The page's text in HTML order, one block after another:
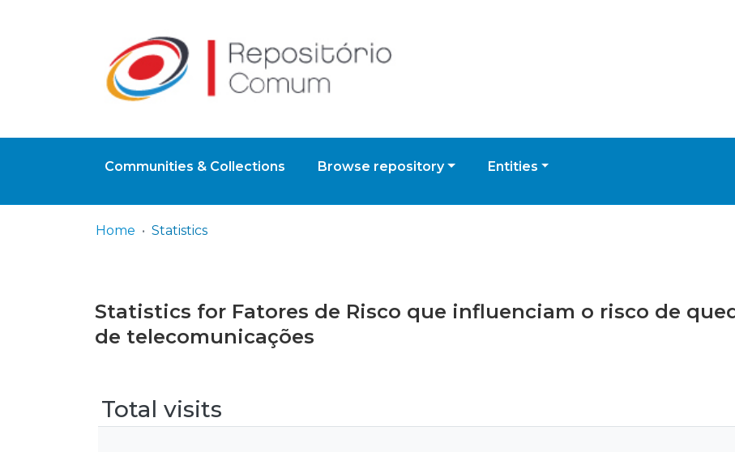
Communities & Collections Browse repository Entities
Home Statistics
Statistics for Fatores de Risco que influenciam o risco de
de telecomunicações
Total visits